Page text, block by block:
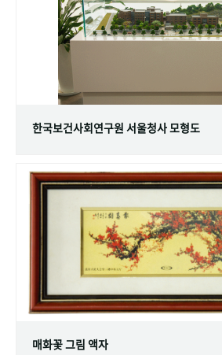
한국보건사회연구원 서울청사 모형도
매화꽃 그림 액자